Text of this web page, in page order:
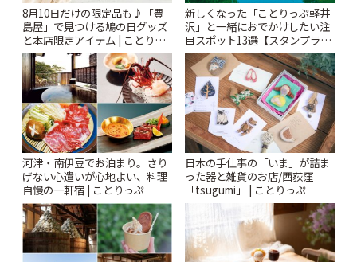
8月10日だけの限定品も♪「豊
島屋」で見つける鳩の日グッズ
と本店限定アイテム | ことりっ
ぷ
新しくなった「ことりっぷ軽井
沢」と一緒におでかけしたい注
目スポット13選【スタンプラリ
ー開催中】 | ことりっぷ
河津・南伊豆でお泊まり。さり
げない心遣いが心地よい、料理
自慢の一軒宿 | ことりっぷ
日本の手仕事の「いま」が詰ま
った器と雑貨のお店/西荻窪
「tsugumi」 | ことりっぷ